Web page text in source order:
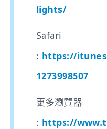
lights/
Safari
: https://
1273998507
更多瀏覽器
: https://